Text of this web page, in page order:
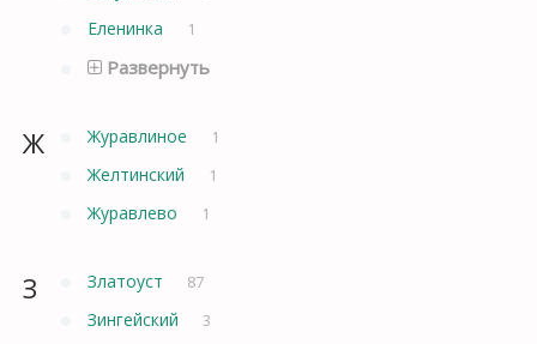
Еленинка 1
Развернуть
Ж Журавлиное 1
Желтинский 1
Журавлево 1
З Златоуст 87
Зингейский 3